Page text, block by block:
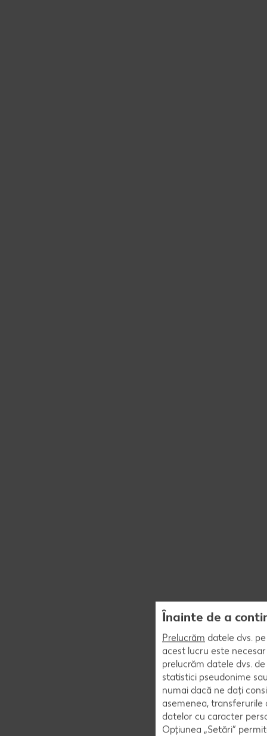
Înainte de a
Prelucrăm datele dvs.
acest lucru este
prelucrăm datele dvs.
statistici pseudonime
numai dacă ne dați
asemenea,
datelor cu caracter
Opțiunea „Setări”